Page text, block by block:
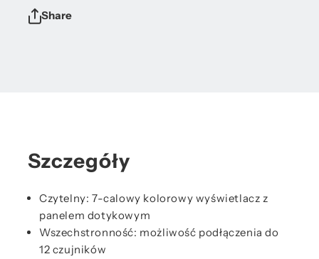
Share
Szczegóły
Czytelny: 7-calowy kolorowy wyświetlacz z
panelem dotykowym
Wszechstronność: możliwość podłączenia do
12 czujników